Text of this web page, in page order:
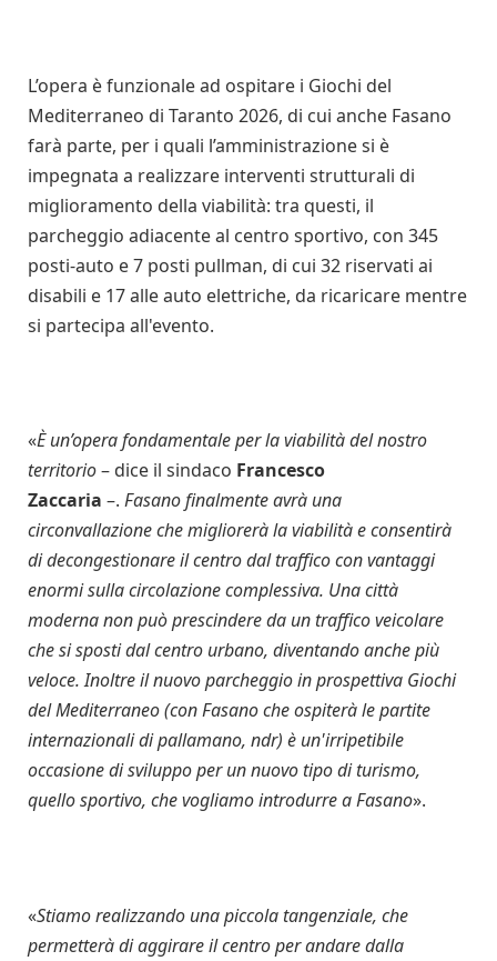
L’opera è funzionale ad ospitare i Giochi del
Mediterraneo di Taranto 2026, di cui anche Fasano
farà parte, per i quali l’amministrazione si è
impegnata a realizzare interventi strutturali di
miglioramento della viabilità: tra questi, il
parcheggio adiacente al centro sportivo, con 345
posti-auto e 7 posti pullman, di cui 32 riservati ai
disabili e 17 alle auto elettriche, da ricaricare mentre
si partecipa all'evento.
«È un’opera fondamentale per la viabilità del nostro
territorio– dice il sindaco Francesco
Zaccaria –. Fasano finalmente avrà una
circonvallazione che migliorerà la viabilità e consentirà
di decongestionare il centro dal traffico con vantaggi
enormi sulla circolazione complessiva. Una città
moderna non può prescindere da un traffico veicolare
che si sposti dal centro urbano, diventando anche più
veloce. Inoltre il nuovo parcheggio in prospettiva Giochi
del Mediterraneo (con Fasano che ospiterà le partite
internazionali di pallamano, ndr) è un'irripetibile
occasione di sviluppo per un nuovo tipo di turismo,
quello sportivo, che vogliamo introdurre a Fasano».
«Stiamo realizzando una piccola tangenziale, che
permetterà di aggirare il centro per andare dalla